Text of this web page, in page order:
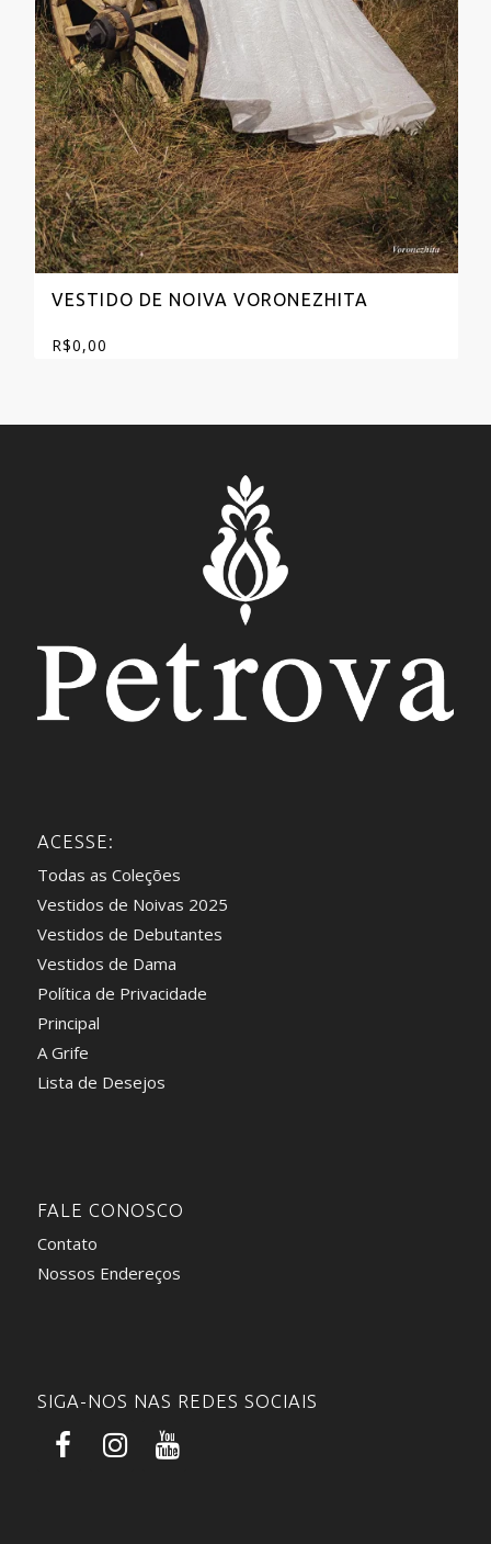
VESTIDO DE NOIVA VORONEZHITA
R$0,00
ACESSE:
Todas as Coleções
Vestidos de Noivas 2025
Vestidos de Debutantes
Vestidos de Dama
Política de Privacidade
Principal
A Grife
Lista de Desejos
FALE CONOSCO
Contato
Nossos Endereços
SIGA-NOS NAS REDES SOCIAIS